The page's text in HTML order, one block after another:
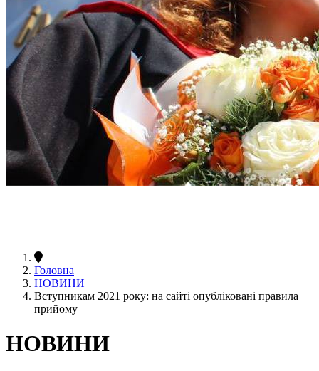
Головна
НОВИНИ
Вступникам 2021 року: на сайті опубліковані правила
прийому
НОВИНИ